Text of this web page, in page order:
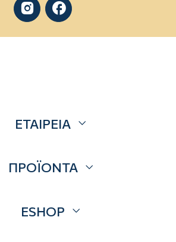
 
ΕΤΑΙΡΕΙΑ
Επικοινωνία
ΠΡΟΪΟΝΤΑ
Brands
ESHOP